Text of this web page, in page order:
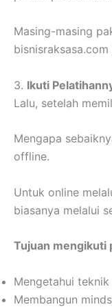
Masing-masing
3. Ikuti
Lalu, setelah
Mengapa
offline.
Untuk online
biasanya melalui
Tujuan mengikuti
Mengetahui
Membangun